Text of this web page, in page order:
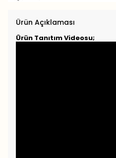
Ürün Açıklaması
Ürün Tanıtım Videosu;